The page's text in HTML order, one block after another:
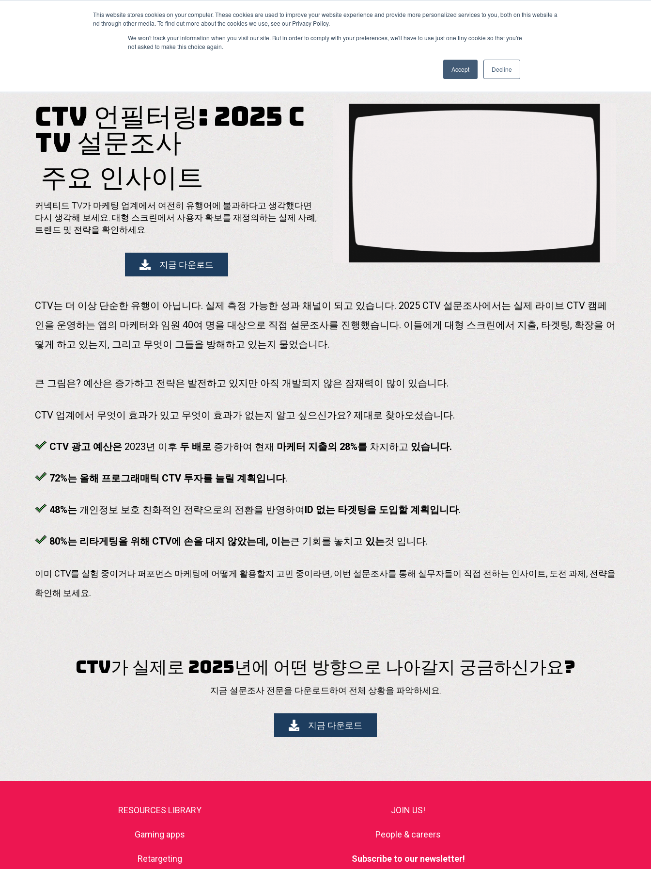
This website stores cookies on your computer. These cookies are used to improve your website experience and provide more personalized services to you, both on this website a
nd through other media. To find out more about the cookies we use, see our Privacy Policy.
We won't track your information when you visit our site. But in order to comply with your preferences, we'll have to use just one tiny cookie so that you're
not asked to make this choice again.
Accept Decline
Show submenu for 사용자 유지
Show submenu for 유저 확보Show submenu for 자주 묻는 질문
CTV 언필터링: 2025 C
TV 설문조사
주요 인사이트
커넥티드 TV가 마케팅 업계에서 여전히 유행어에 불과하다고 생각했다면
다시 생각해 보세요. 대형 스크린에서 사용자 확보를 재정의하는 실제 사례,
트렌드 및 전략을 확인하세요.
지금 다운로드
CTV는 더 이상 단순한 유행이 아닙니다. 실제 측정 가능한 성과 채널이 되고 있습니다. 2025 CTV 설문조사에서는 실제 라이브 CTV 캠페
인을 운영하는 앱의 마케터와 임원 40여 명을 대상으로 직접 설문조사를 진행했습니다. 이들에게 대형 스크린에서 지출, 타겟팅, 확장을 어
떻게 하고 있는지, 그리고 무엇이 그들을 방해하고 있는지 물었습니다.
큰 그림은? 예산은 증가하고 전략은 발전하고 있지만 아직 개발되지 않은 잠재력이 많이 있습니다.
CTV 업계에서 무엇이 효과가 있고 무엇이 효과가 없는지 알고 싶으신가요? 제대로 찾아오셨습니다.
CTV 광고 예산은 2023년 이후 두 배로 증가하여 현재 마케터 지출의 28%를 차지하고 있습니다.
72%는 올해 프로그래매틱 CTV 투자를 늘릴 계획입니다.
48%는 개인정보 보호 친화적인 전략으로의 전환을 반영하여ID 없는 타겟팅을 도입할 계획입니다.
80%는 리타게팅을 위해 CTV에 손을 대지 않았는데, 이는큰 기회를 놓치고 있는것 입니다.
이미 CTV를 실험 중이거나 퍼포먼스 마케팅에 어떻게 활용할지 고민 중이라면, 이번 설문조사를 통해 실무자들이 직접 전하는 인사이트, 도전 과제, 전략을
확인해 보세요.
CTV가 실제로 2025년에 어떤 방향으로 나아갈지 궁금하신가요?
지금 설문조사 전문을 다운로드하여 전체 상황을 파악하세요.
지금 다운로드
RESOURCES LIBRARY
Gaming apps
Retargeting
JOIN US!
People & careers
Subscribe to our newsletter!